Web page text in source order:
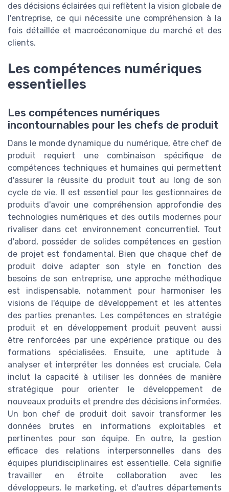
des décisions éclairées qui reflètent la vision globale de
l'entreprise, ce qui nécessite une compréhension à la
fois détaillée et macroéconomique du marché et des
clients.
Les compétences numériques
essentielles
Les compétences numériques
incontournables pour les chefs de produit
Dans le monde dynamique du numérique, être chef de
produit requiert une combinaison spécifique de
compétences techniques et humaines qui permettent
d'assurer la réussite du produit tout au long de son
cycle de vie. Il est essentiel pour les gestionnaires de
produits d'avoir une compréhension approfondie des
technologies numériques et des outils modernes pour
rivaliser dans cet environnement concurrentiel. Tout
d'abord, posséder de solides compétences en gestion
de projet est fondamental. Bien que chaque chef de
produit doive adapter son style en fonction des
besoins de son entreprise, une approche méthodique
est indispensable, notamment pour harmoniser les
visions de l'équipe de développement et les attentes
des parties prenantes. Les compétences en stratégie
produit et en développement produit peuvent aussi
être renforcées par une expérience pratique ou des
formations spécialisées. Ensuite, une aptitude à
analyser et interpréter les données est cruciale. Cela
inclut la capacité à utiliser les données de manière
stratégique pour orienter le développement de
nouveaux produits et prendre des décisions informées.
Un bon chef de produit doit savoir transformer les
données brutes en informations exploitables et
pertinentes pour son équipe. En outre, la gestion
efficace des relations interpersonnelles dans des
équipes pluridisciplinaires est essentielle. Cela signifie
travailler en étroite collaboration avec les
développeurs, le marketing, et d'autres départements